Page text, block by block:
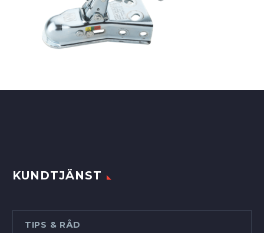
KUNDTJÄNST
TIPS & RÅD